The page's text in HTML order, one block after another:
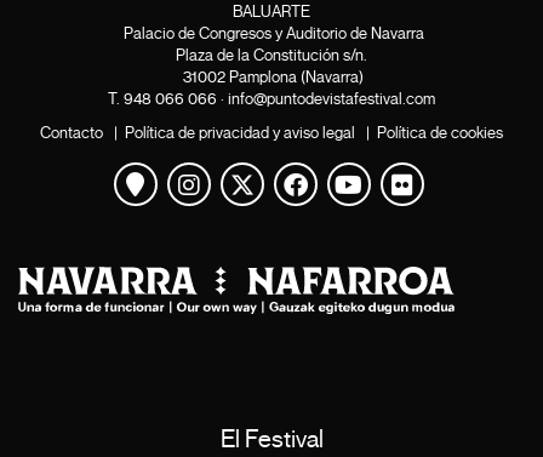
BALUARTE
Palacio de Congresos y Auditorio de Navarra
Plaza de la Constitución s/n.
31002 Pamplona (Navarra)
T. 948 066 066 · info@puntodevistafestival.com
Contacto | Política de privacidad y aviso legal | Política de cookies
Ver mapa
Instagram
Twitter
Facebook
Youtube
Flickr
El Festival